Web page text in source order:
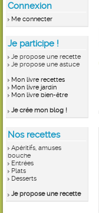
Connexion
Me connecter
Je participe !
Je propose une recette
Je propose une astuce
Mon livre recettes
Mon livre jardin
Mon livre bien-être
Je crée mon blog !
Nos recettes
Apéritifs, amuses
bouche
Entrées
Plats
Desserts
Je propose une recette